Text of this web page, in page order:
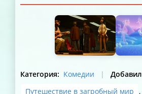
Категория: Комедии | Добавил
Путешествие в загробный мир ,